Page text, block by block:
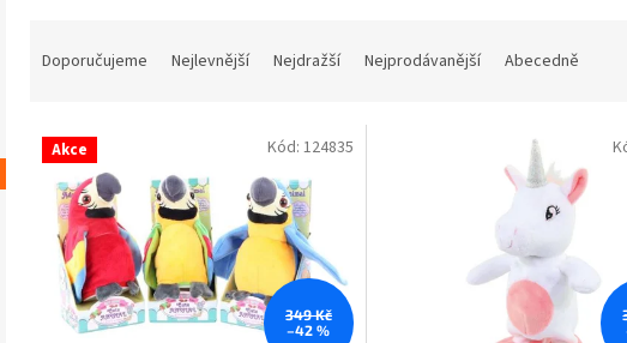
n
Doporučujeme Nejlevnější Nejdražší Nejprodávanější Abecedně
V Akce
349 Kč
–42 %
Kód: 124835